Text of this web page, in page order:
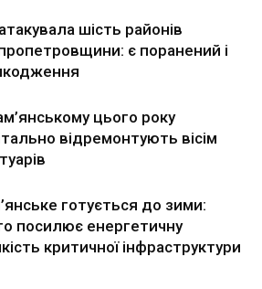
шість районів
є поранений і
цього року
відремонтують вісім
готується до зими:
посилює енергетичну
критичної інфраструктури